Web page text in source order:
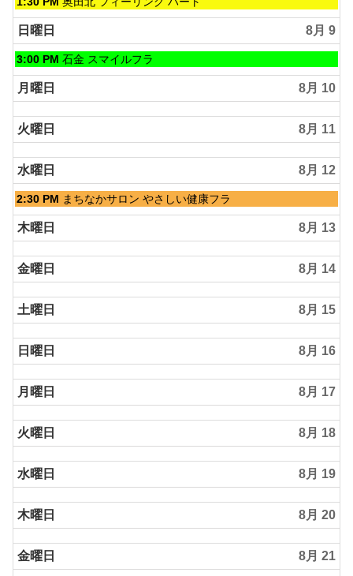
曜
日,
8
月
8th
2026
日曜日 8月 9
日
曜
日,
8
月
9th
2026
3:00 PM 石金 スマイルフラ
月曜日 8月 10
火曜日 8月 11
水曜日 8月 12
水
曜
日,
8
月
12th
2026
2:30 PM まちなかサロン やさしい健康フラ
木曜日 8月 13
金曜日 8月 14
土曜日 8月 15
日曜日 8月 16
月曜日 8月 17
火曜日 8月 18
水曜日 8月 19
木曜日 8月 20
金曜日 8月 21